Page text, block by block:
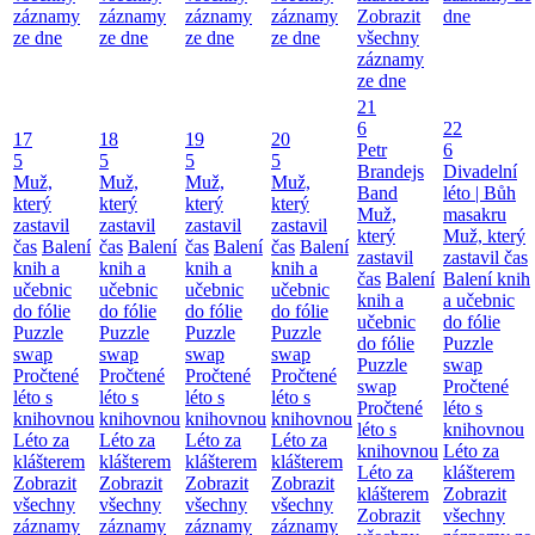
záznamy
ze dne
záznamy
ze dne
záznamy
ze dne
záznamy
ze dne
Zobrazit
všechny
záznamy
ze dne
dne
17
5
Muž,
který
zastavil
čas Balení
knih a
učebnic
do fólie
Puzzle
swap
Pročtené
léto s
knihovnou
Léto za
klášterem
Zobrazit
všechny
záznamy
18
5
Muž,
který
zastavil
čas Balení
knih a
učebnic
do fólie
Puzzle
swap
Pročtené
léto s
knihovnou
Léto za
klášterem
Zobrazit
všechny
záznamy
19
5
Muž,
který
zastavil
čas Balení
knih a
učebnic
do fólie
Puzzle
swap
Pročtené
léto s
knihovnou
Léto za
klášterem
Zobrazit
všechny
záznamy
20
5
Muž,
který
zastavil
čas Balení
knih a
učebnic
do fólie
Puzzle
swap
Pročtené
léto s
knihovnou
Léto za
klášterem
Zobrazit
všechny
záznamy
21
6
Petr
Brandejs
Band
Muž,
který
zastavil
čas Balení
knih a
učebnic
do fólie
Puzzle
swap
Pročtené
léto s
knihovnou
Léto za
klášterem
Zobrazit
22
6
Divadelní
léto | Bůh
masakru
Muž, který
zastavil čas
Balení knih
a učebnic
do fólie
Puzzle
swap
Pročtené
léto s
knihovnou
Léto za
klášterem
Zobrazit
všechny